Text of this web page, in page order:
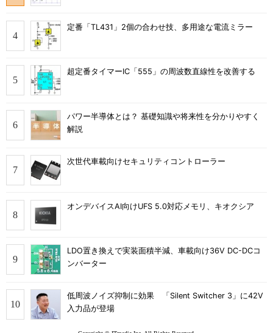
定番「TL431」2個の合わせ技、多用途な電流ミラー
超定番タイマーIC「555」の周波数直線性を改善する
パワー半導体とは？ 基礎知識や将来性を分かりやすく
解説
次世代車載向けセキュリティコントローラー
オンデバイスAI向けUFS 5.0対応メモリ、キオクシア
LDO置き換えで実装面積半減、車載向け36V DC-DCコ
ンバーター
低周波ノイズ抑制に効果 「Silent Switcher 3」に42V
入力品が登場